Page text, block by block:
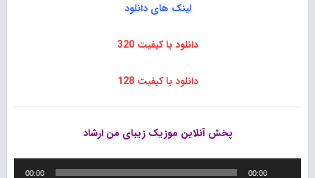
لینک های دانلود
دانلود با کیفیت 320
دانلود با کیفیت 128
پخش آنلاین موزیک زیبای من ارشاد
پخش‌کننده00:00
00:00